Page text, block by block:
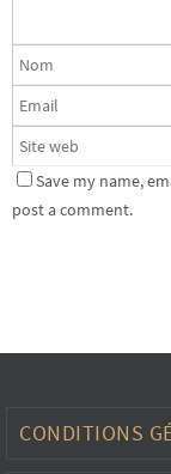
Save my name,
post a comment.
CONDITIONS